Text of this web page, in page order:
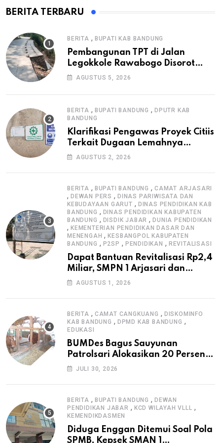
BERITA TERBARU
BERITA , BUPATI KAB BANDUNG
Pembangunan TPT di Jalan
Legokkole Rawabogo Disorot
Warga, Selesai Tanpa Papan
AGUSTUS 5, 2026
BERITA , BUPATI BANDUNG ,DPUTR KAB
BANDUNG
Klarifikasi Pengawas Proyek Citiis
Terkait Dugaan Lemahnya
Pengawasan K3
AGUSTUS 2, 2026
BERITA , BUPATI BANDUNG ,CAMAT ARJASARI
, DEWAN PERS , DINAS PARIWISATA DAN
KEBUDAYAAN GARUT , DINAS PENDIDIKAN KAB
BANDUNG , DINAS PENDIDIKAN KABUPATEN
BANDUNG , DISDIK JABAR ,DUNIA PENDIDIKAN
, KEMENTERIAN PENDIDIKAN DASAR DAN
MENENGAH ,KESBANGPOL KABUPATEN
BANDUNG , P2SP , PENDIDIKAN , REVITALISASI
Dapat Bantuan Revitalisasi Rp2,4
Miliar, SMPN 1 Arjasari dan
Masyarakat Sambut Antusias
AGUSTUS 1, 2026
BERITA , CAMAT CANGKUANG , DISKOMINFO
KAB BANDUNG , DPMD KAB BANDUNG ,
EDUKASI
BUMDes Bagus Sauyunan
Patrolsari Alokasikan 20 Persen
Dana Desa untuk Ketahanan
JULI 30, 2026
BERITA , BUPATI BANDUNG ,DEWAN
PENDIDIKAN JABAR , KCD WILAYAH VLLL ,
KEMENDIKDASMEN
Diduga Enggan Ditemui Soal Pola
SPMB, Kepsek SMAN 1